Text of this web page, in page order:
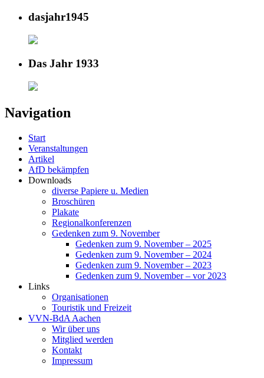
dasjahr1945
Das Jahr 1933
Navigation
Start
Veranstaltungen
Artikel
AfD bekämpfen
Downloads
diverse Papiere u. Medien
Broschüren
Plakate
Regionalkonferenzen
Gedenken zum 9. November
Gedenken zum 9. November – 2025
Gedenken zum 9. November – 2024
Gedenken zum 9. November – 2023
Gedenken zum 9. November – vor 2023
Links
Organisationen
Touristik und Freizeit
VVN-BdA Aachen
Wir über uns
Mitglied werden
Kontakt
Impressum